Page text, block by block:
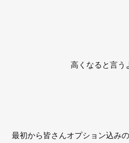
高くなると言う
最初から皆さんオプション込み